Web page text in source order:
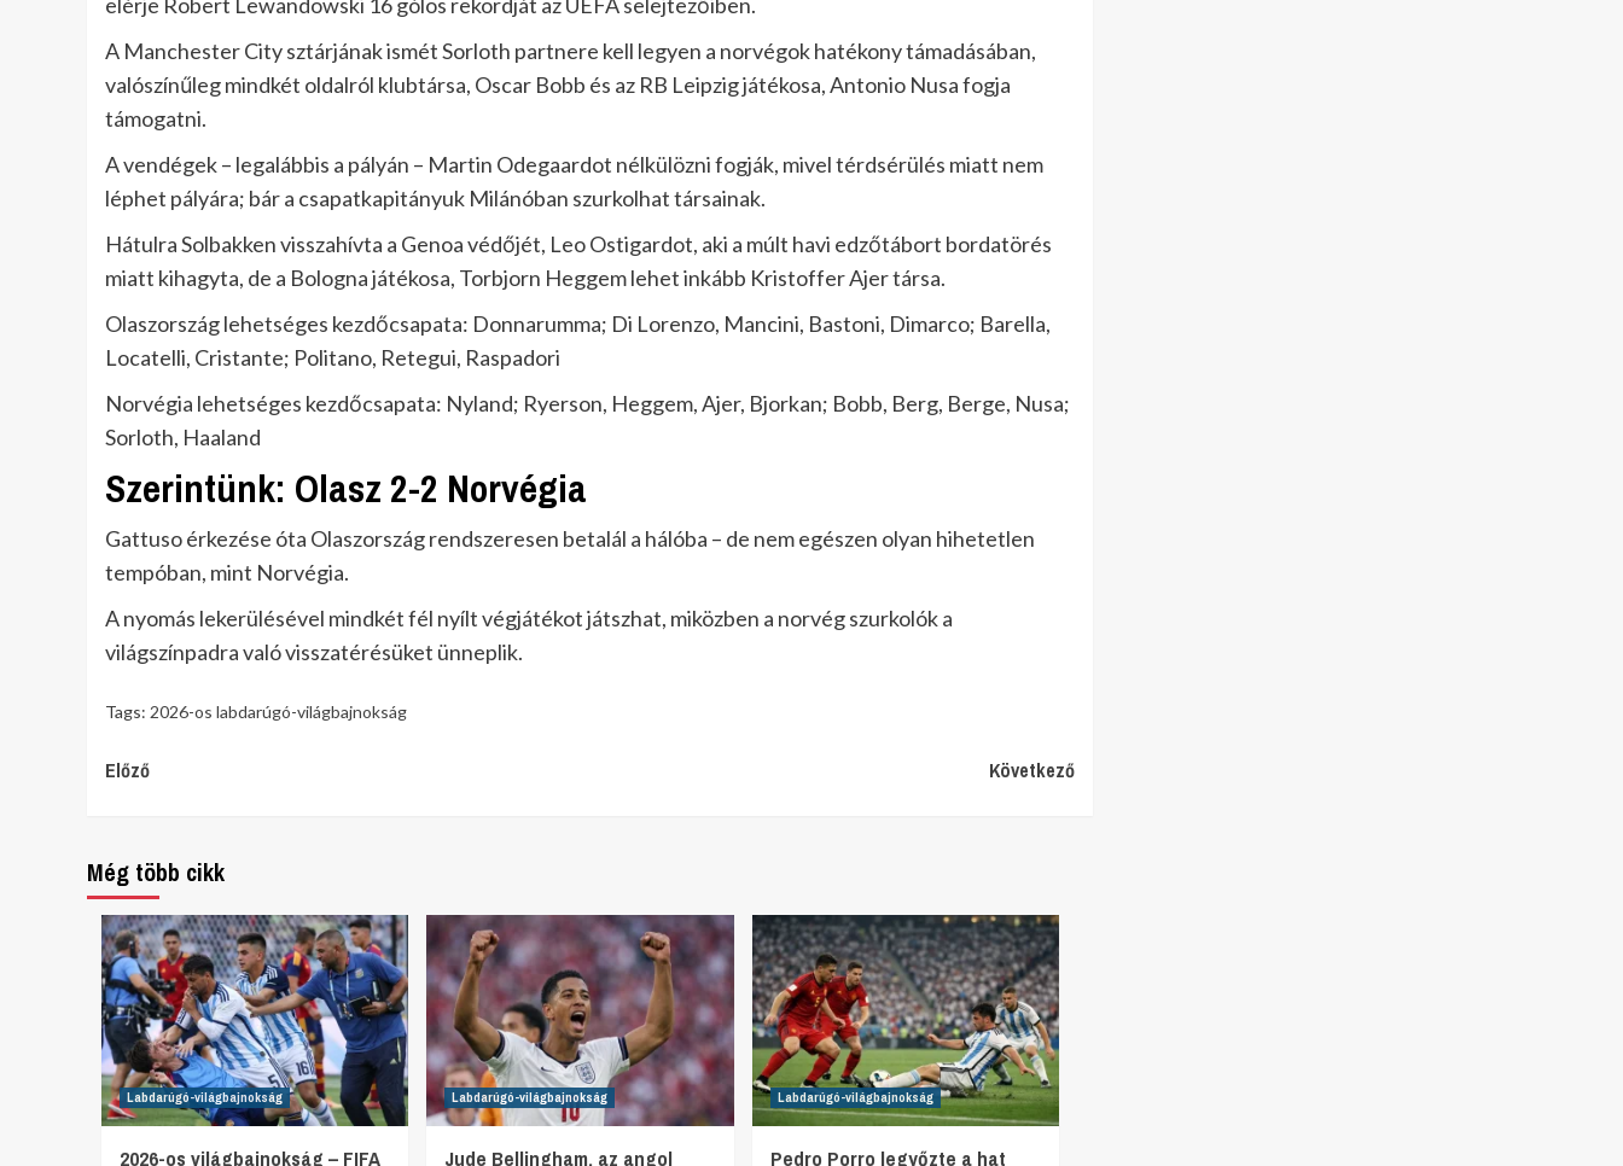
A Manchester City sztárjának ismét Sorloth partnere kell legyen a norvégok hatékony támadásában,
valószínűleg mindkét oldalról klubtársa, Oscar Bobb és az RB Leipzig játékosa, Antonio Nusa fogja
támogatni.
A vendégek – legalábbis a pályán – Martin Odegaardot nélkülözni fogják, mivel térdsérülés miatt nem
léphet pályára; bár a csapatkapitányuk Milánóban szurkolhat társainak.
Hátulra Solbakken visszahívta a Genoa védőjét, Leo Ostigardot, aki a múlt havi edzőtábort bordatörés
miatt kihagyta, de a Bologna játékosa, Torbjorn Heggem lehet inkább Kristoffer Ajer társa.
Olaszország lehetséges kezdőcsapata: Donnarumma; Di Lorenzo, Mancini, Bastoni, Dimarco; Barella,
Locatelli, Cristante; Politano, Retegui, Raspadori
Norvégia lehetséges kezdőcsapata: Nyland; Ryerson, Heggem, Ajer, Bjorkan; Bobb, Berg, Berge, Nusa;
Sorloth, Haaland
Szerintünk: Olasz 2-2 Norvégia
Gattuso érkezése óta Olaszország rendszeresen betalál a hálóba – de nem egészen olyan hihetetlen
tempóban, mint Norvégia.
A nyomás lekerülésével mindkét fél nyílt végjátékot játszhat, miközben a norvég szurkolók a
világszínpadra való visszatérésüket ünneplik.
Tags: 2026-os labdarúgó-világbajnokság
Continue
Előző Következő
Még több cikk
Labdarúgó-világbajnokság
2026-os világbajnokság – FIFA
Labdarúgó-világbajnokság
Jude Bellingham, az angol
Labdarúgó-világbajnokság
Pedro Porro legyőzte a hat